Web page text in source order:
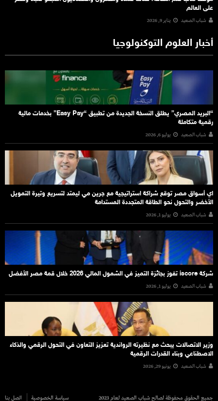
على العالم
شباب الصعيد يناير 9, 2026
أخبار العلوم التوكنولوجيا
“البريد المصري” يطلق النسخة الجديدة من تطبيق “Easy Pay” بخدمات مالية
رقمية متكاملة
شباب الصعيد يوليو 6, 2026
اي أسواق مصر توقع شراكة استراتيجية مع جرين مي ليمتد لتسريع وتيرة التمويل
الأخضر والتحول نحو الطاقة المتجددة المستدامة
شباب الصعيد يوليو 1, 2026
شركة iscore تفوز بجائزة التميز في الشمول المالي 2026 خلال قمة مصر الأفضل
شباب الصعيد يوليو 1, 2026
وزير الاتصالات يبحث مع نظيرته الرواندية تعزيز التعاون في التحول الرقمي والذكاء
الاصطناعي وبناء القدرات الرقمية
شباب الصعيد يونيو 29, 2026
جميع الحقوق محفوظة لصالح شباب الصعيد لعام 2023 سياسة الخصوصية اتصل بنا